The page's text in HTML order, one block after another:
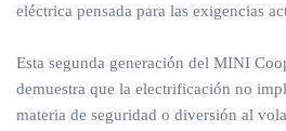
eléctrica pensada para las exigencias
Esta segunda generación del MINI
demuestra que la electrificación no
materia de seguridad o diversión al